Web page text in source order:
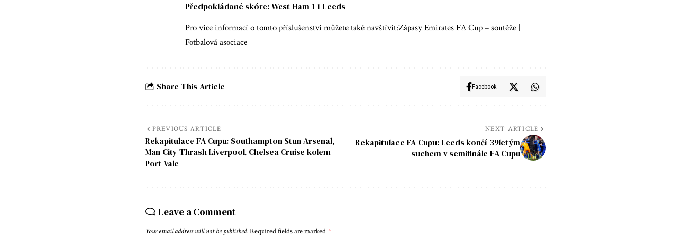
Předpokládané skóre: West Ham 1-1 Leeds
Pro více informací o tomto příslušenství můžete také navštívit:Zápasy Emirates FA Cup – soutěže |
Fotbalová asociace
Share This Article Facebook
PREVIOUS ARTICLE
Rekapitulace FA Cupu: Southampton Stun Arsenal,
Man City Thrash Liverpool, Chelsea Cruise kolem
Port Vale
NEXT ARTICLE
Rekapitulace FA Cupu: Leeds končí 39letým
suchem v semifinále FA Cupu
Leave a Comment
Your email address will not be published. Required fields are marked*